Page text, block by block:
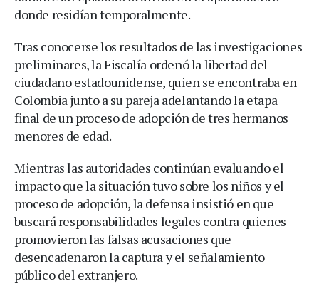
donde residían temporalmente.
Tras conocerse los resultados de las investigaciones
preliminares, la Fiscalía ordenó la libertad del
ciudadano estadounidense, quien se encontraba en
Colombia junto a su pareja adelantando la etapa
final de un proceso de adopción de tres hermanos
menores de edad.
Mientras las autoridades continúan evaluando el
impacto que la situación tuvo sobre los niños y el
proceso de adopción, la defensa insistió en que
buscará responsabilidades legales contra quienes
promovieron las falsas acusaciones que
desencadenaron la captura y el señalamiento
público del extranjero.